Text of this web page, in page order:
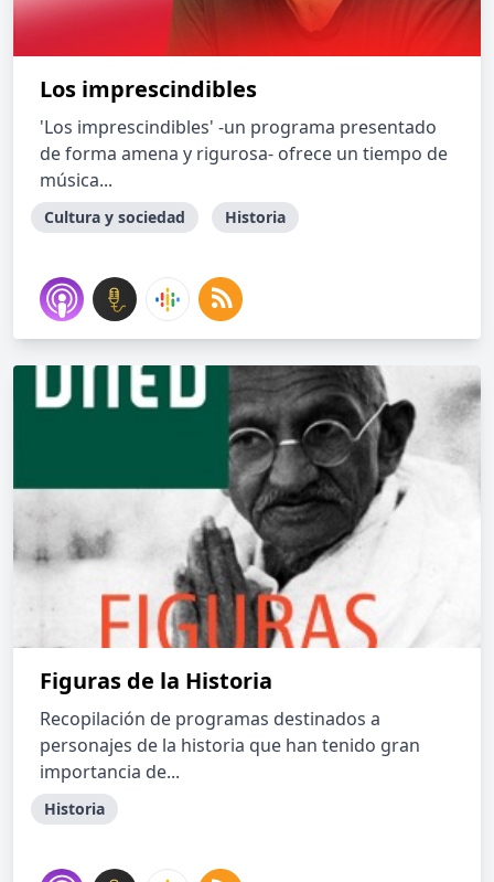
Los imprescindibles
'Los imprescindibles' -un programa presentado
de forma amena y rigurosa- ofrece un tiempo de
música...
Cultura y sociedad Historia
Figuras de la Historia
Recopilación de programas destinados a
personajes de la historia que han tenido gran
importancia de...
Historia